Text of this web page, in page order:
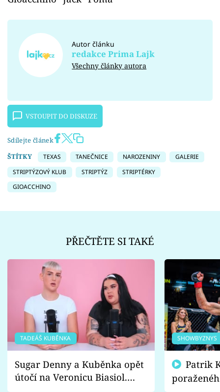
Autor článku
redakce Prima Lajk
Všechny články autora
VSTOUPIT DO DISKUZE
Sdílejte článek
ŠTÍTKY
TEXAS TANEČNICE NAROZENINY
GALERIE
STRIPTÝZOVÝ KLUB
STRIPTÝZ
STRIPTÉRKY
GIOACCHINO
PŘEČTĚTE SI TAKÉ
TADEÁŠ KUBĚNKA
Sugar Denny a Kuběnka opět
útočí na Veronicu Biasiol.
SHOWBYZNYS